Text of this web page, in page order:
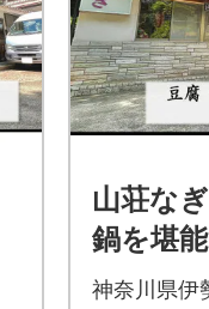
山荘な
鍋を堪
[0247]
神奈川県伊